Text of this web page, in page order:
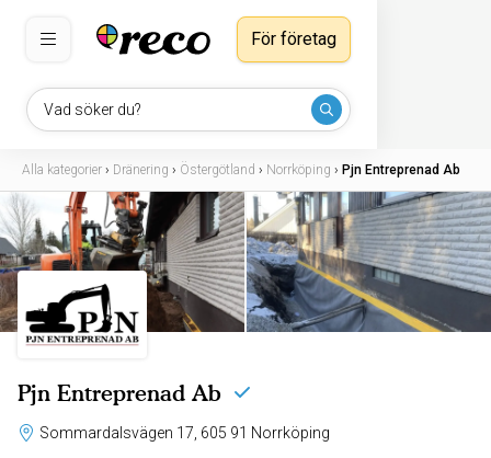
Vad söker du?
För företag
Alla kategorier › Dränering › Östergötland › Norrköping › Pjn Entreprenad Ab
Pjn Entreprenad Ab
Sommardalsvägen 17, 605 91 Norrköping